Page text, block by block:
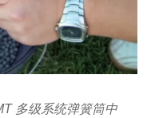
多级系统弹簧筒中